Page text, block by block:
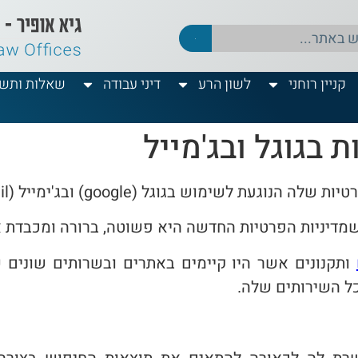
קניין רוחני לשון הרע דיני עבודה שאלות
בגוגל ובג'מייל
הפרטיות החדשה היא פשוטה, ברורה ומכבדת
השירותים שלה.